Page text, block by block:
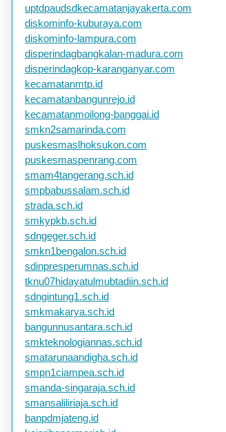
uptdpaudsdkecamatanjayakerta.com
diskominfo-kuburaya.com
diskominfo-lampura.com
disperindagbangkalan-madura.com
disperindagkop-karanganyar.com
kecamatanmtp.id
kecamatanbangunrejo.id
kecamatanmoilong-banggai.id
smkn2samarinda.com
puskesmaslhoksukon.com
puskesmaspenrang.com
smam4tangerang.sch.id
smpbabussalam.sch.id
strada.sch.id
smkypkb.sch.id
sdngeger.sch.id
smkn1bengalon.sch.id
sdinpresperumnas.sch.id
tknu07hidayatulmubtadiin.sch.id
sdngintung1.sch.id
smkmakarya.sch.id
bangunnusantara.sch.id
smkteknologiannas.sch.id
smatarunaandigha.sch.id
smpn1ciampea.sch.id
smanda-singaraja.sch.id
smansaliliriaja.sch.id
banpdmjateng.id